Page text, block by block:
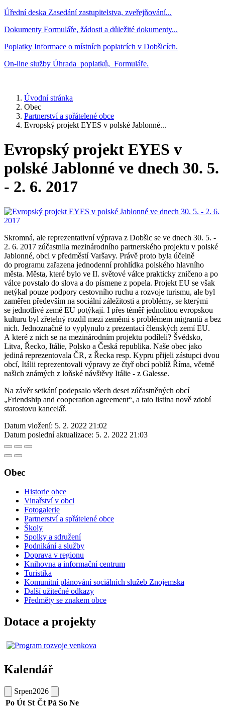
Úřední deska Zasedání zastupitelstva, zveřejňování...
Dokumenty Formuláře, žádosti a důležité dokumenty...
Poplatky Informace o místních poplatcích v Dobšicích.
On-line služby Úhrada poplatků, Formuláře.
Úvodní stránka
Obec
Partnerství a spřátelené obce
Evropský projekt EYES v polské Jablonné...
Evropský projekt EYES v
polské Jablonné ve dnech 30. 5.
- 2. 6. 2017
Skromná, ale reprezentativní výprava z Dobšic se ve dnech 30. 5. -
2. 6. 2017 zúčastnila mezinárodního partnerského projektu v polské
Jablonné, obci v předměstí Varšavy. Právě proto byla účelně
do programu zařazena jednodenní prohlídka polského hlavního
města. Města, které bylo ve II. světové válce prakticky zničeno a po
válce povstalo do slova a do písmene z popela. Projekt EU se však
netýkal pouze podpory cestovního ruchu a rozvoje turismu, ale byl
zaměřen především na sociální záležitosti a problémy, se kterými
se jednotlivé země EU potýkají. I přes téměř jednolitou evropskou
kulturu byl zřetelný rozdíl mezi zeměmi s problémem migrantů a bez
nich. Jednoznačně to vyplynulo z prezentací členských zemí EU.
A které z nich se na mezinárodním projektu podíleli? Švédsko,
Litva, Řecko, Itálie, Polsko a Česká republika. Naše obec jako
jediná reprezentovala ČR, z Řecka resp. Kypru přijeli zástupci dvou
obcí, Itálii reprezentovali výpravy ze čtyř obcí poblíž Říma, včetně
našich známých z loňské návštěvy Itálie - z Galesse.
Na závěr setkání podepsalo všech deset zúčastněných obcí
„Friendship and cooperation agreement“, a tato listina nově zdobí
starostovu kancelář.
Datum vložení: 5. 2. 2022 21:02
Datum poslední aktualizace: 5. 2. 2022 21:03
Obec
Historie obce
Vinařství v obci
Fotogalerie
Partnerství a spřátelené obce
Školy
Spolky a sdružení
Podnikání a služby
Doprava v regionu
Knihovna a informační centrum
Turistika
Komunitní plánování sociálních služeb Znojemska
Další užitečné odkazy
Předměty se znakem obce
Dotace a projekty
Kalendář
Srpen2026
Po Út St Čt Pá So Ne